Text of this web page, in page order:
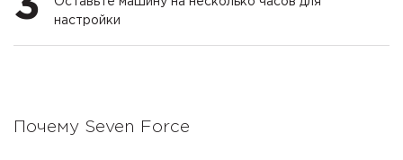
настройки
Почему Seven Force